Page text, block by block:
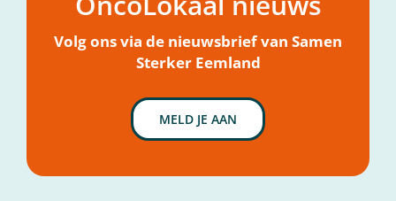
Volg ons via de nieuwsbrief van Samen
Sterker Eemland
MELD JE AAN